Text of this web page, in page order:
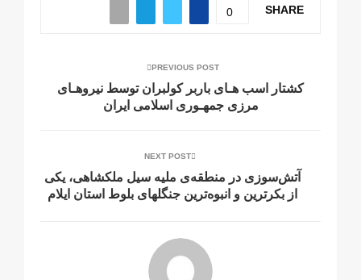
SHARE
0
PREVIOUS POST
كشتار اسب هـاى باربر کولبران توسط نيروهـاى
مرزى جمهـورى اسلامى ايران
NEXT POST
آتش‌سوزی در منطقه‌ی ملیه سیل ملکشاهی، یکی
از بکرترین و انبوه‌ترین جنگلهای بلوط استان ایلام